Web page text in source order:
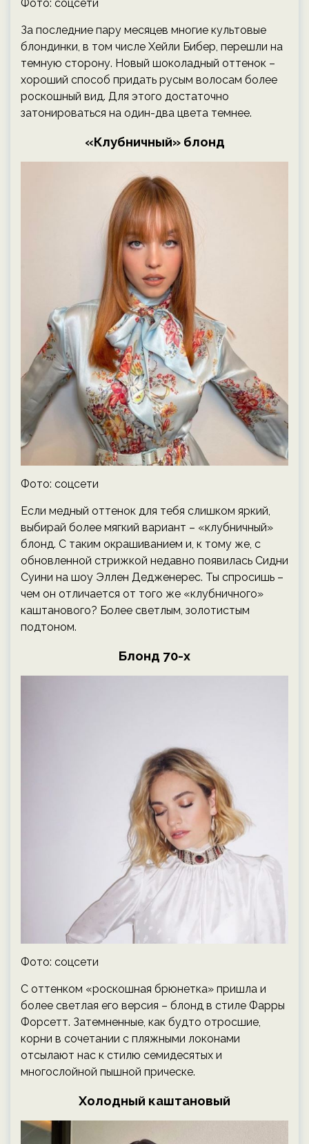
Фото: соцсети
За последние пару месяцев многие культовые
блондинки, в том числе Хейли Бибер, перешли на
темную сторону. Новый шоколадный оттенок –
хороший способ придать русым волосам более
роскошный вид. Для этого достаточно
затонироваться на один-два цвета темнее.
«Клубничный» блонд
Фото: соцсети
Если медный оттенок для тебя слишком яркий,
выбирай более мягкий вариант – «клубничный»
блонд. С таким окрашиванием и, к тому же, с
обновленной стрижкой недавно появилась Сидни
Суини на шоу Эллен Дедженерес. Ты спросишь –
чем он отличается от того же «клубничного»
каштанового? Более светлым, золотистым
подтоном.
Блонд 70-х
Фото: соцсети
С оттенком «роскошная брюнетка» пришла и
более светлая его версия – блонд в стиле Фарры
Форсетт. Затемненные, как будто отросшие,
корни в сочетании с пляжными локонами
отсылают нас к стилю семидесятых и
многослойной пышной прическе.
Холодный каштановый